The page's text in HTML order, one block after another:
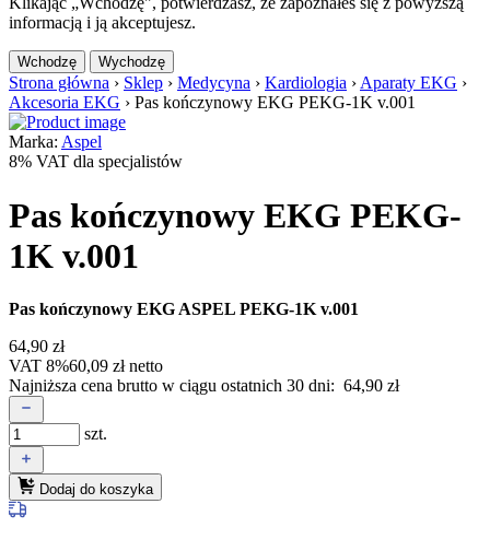
informacją i ją akceptujesz.
Wchodzę Wychodzę
Strona główna › Sklep › Medycyna › Kardiologia › Aparaty EKG ›
Akcesoria EKG › Pas kończynowy EKG PEKG-1K v.001
Marka: Aspel
8% VAT dla specjalistów
Pas kończynowy EKG PEKG-
1K v.001
Pas kończynowy EKG ASPEL PEKG-1K v.001
64,90 zł
VAT 8%60,09 złnetto
Najniższa cena brutto w ciągu ostatnich 30 dni: 64,90 zł
szt.
Dodaj do koszyka